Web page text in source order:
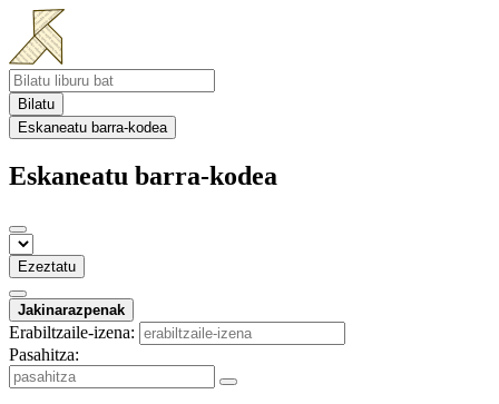
Bilatu
Eskaneatu barra-kodea
Eskaneatu barra-kodea
Ezeztatu
Jakinarazpenak
Erabiltzaile-izena:
Pasahitza: